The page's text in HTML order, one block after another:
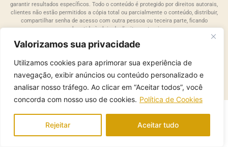
Valorizamos sua privacidade
Utilizamos cookies para aprimorar sua experiência de
navegação, exibir anúncios ou conteúdo personalizado e
analisar nosso tráfego. Ao clicar em “Aceitar todos”, você
concorda com nosso uso de cookies. Política de Cookies
Rejeitar Aceitar tudo
garantir resultados específicos. Todo o conteúdo é protegido por direitos autorais,
clientes não estão permitidos a cópia total ou parcialmente o conteúdo, distribuir,
compartilhar senha de acesso com outra pessoa ou teceira parte, ficando
submetido às leis de direitos autorais
Copyright 2024. FFGUIDE. Todos os direitos reservados